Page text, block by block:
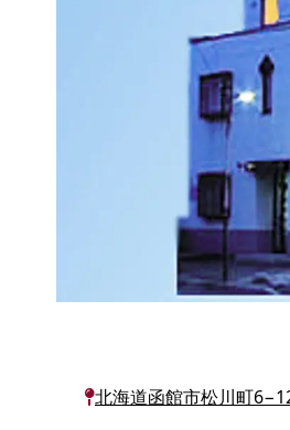
北海道函館市松川町